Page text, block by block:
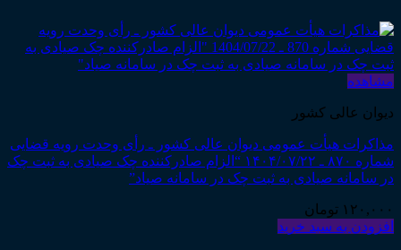
مشاهده
دیوان عالی کشور
مذاکرات هیأت عمومی دیوان عالی کشور ـ رأی وحدت رویه قضایی
شماره ۸۷۰ ـ ۱۴۰۴/۰۷/۲۲ “الزام صادرکننده چک صیادی به ثبت چک
در سامانه صیادی به ثبت چک در سامانه صیاد”
۱۲۰,۰۰۰ تومان
افزودن به سبد خرید